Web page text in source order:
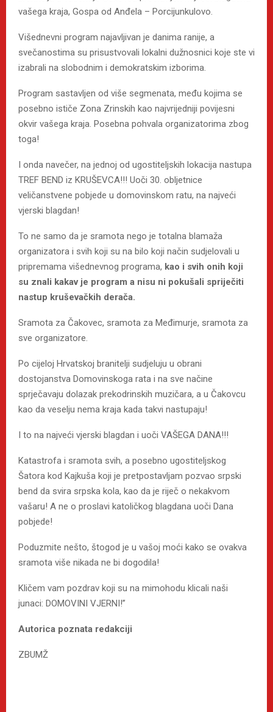
vašega kraja, Gospa od Anđela – Porcijunkulovo.
Višednevni program najavljivan je danima ranije, a
svečanostima su prisustvovali lokalni dužnosnici koje ste vi
izabrali na slobodnim i demokratskim izborima.
Program sastavljen od više segmenata, među kojima se
posebno ističe Zona Zrinskih kao najvrijedniji povijesni
okvir vašega kraja. Posebna pohvala organizatorima zbog
toga!
I onda navečer, na jednoj od ugostiteljskih lokacija nastupa
TREF BEND iz KRUŠEVCA!!! Uoči 30. obljetnice
veličanstvene pobjede u domovinskom ratu, na najveći
vjerski blagdan!
To ne samo da je sramota nego je totalna blamaža
organizatora i svih koji su na bilo koji način sudjelovali u
pripremama višednevnog programa, kao i svih onih koji
su znali kakav je program a nisu ni pokušali spriječiti
nastup kruševačkih derača.
Sramota za Čakovec, sramota za Međimurje, sramota za
sve organizatore.
Po cijeloj Hrvatskoj branitelji sudjeluju u obrani
dostojanstva Domovinskoga rata i na sve načine
sprječavaju dolazak prekodrinskih muzičara, a u Čakovcu
kao da veselju nema kraja kada takvi nastupaju!
I to na najveći vjerski blagdan i uoči VAŠEGA DANA!!!
Katastrofa i sramota svih, a posebno ugostiteljskog
Šatora kod Kajkuša koji je pretpostavljam pozvao srpski
bend da svira srpska kola, kao da je riječ o nekakvom
vašaru! A ne o proslavi katoličkog blagdana uoči Dana
pobjede!
Poduzmite nešto, štogod je u vašoj moći kako se ovakva
sramota više nikada ne bi dogodila!
Kličem vam pozdrav koji su na mimohodu klicali naši
junaci: DOMOVINI VJERNI!”
Autorica poznata redakciji
ZBUMŽ